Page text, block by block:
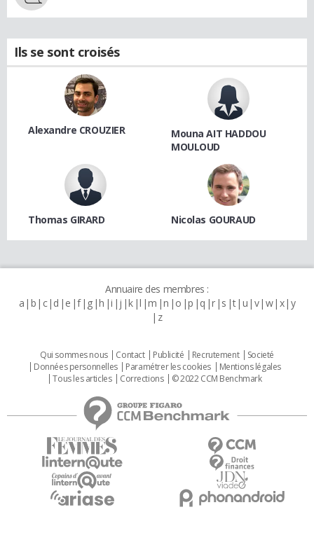
Ils se sont croisés
Alexandre CROUZIER
Mouna AIT HADDOU
MOULOUD
Thomas GIRARD Nicolas GOURAUD
Annuaire des membres :
a b c d e f g h i j k l m n o p q r s t u v w x y
z
Qui sommes nous Contact Publicité Recrutement
Societé
Données personnelles
Paramétrer les cookies
Mentions légales
Tous les articles
Corrections © 2022 CCM Benchmark